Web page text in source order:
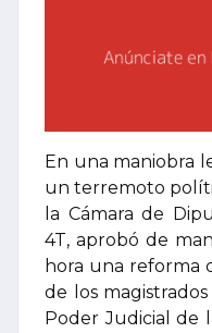
En una maniobra
un terremoto
la Cámara de
4T, aprobó de
hora una reforma
de los
Poder Judicial de